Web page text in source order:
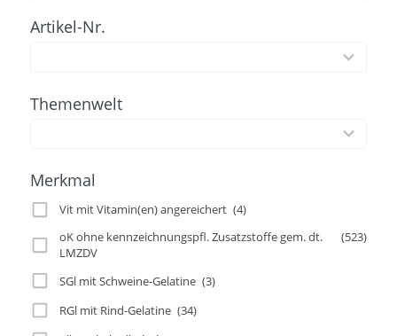
Artikel-Nr.
100
Themenwelt
2
Merkmal
Vit mit Vitamin(en) angereichert (4)
oK ohne kennzeichnungspfl. Zusatzstoffe gem. dt.
LMZDV
(523)
SGl mit Schweine-Gelatine (3)
RGl mit Rind-Gelatine (34)